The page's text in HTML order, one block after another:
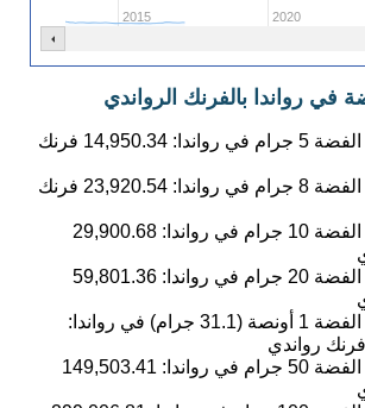
2015 2020
في رواندا بالفرنك الرواندي
في رواندا: 14,950.34 فرنك
في رواندا:
23,920.54 فرنك
في رواندا:
29,900.68
في رواندا:
59,801.36
في رواندا:
فرنك رواندي
في رواندا:
149,503.41